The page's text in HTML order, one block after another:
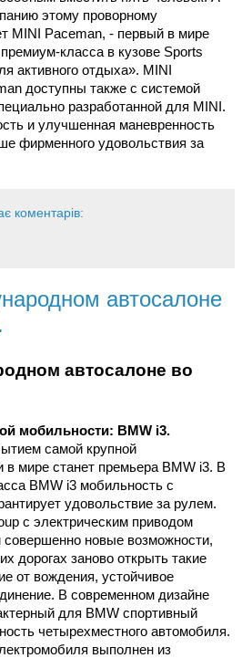
этому проворному
MINI Paceman, - первый в мире
класса в кузове Sports
активного отдыха». MINI
доступны также с системой
разработанной для MINI.
и улучшенная маневренность
фирменного удовольствия за
коментарів:
автосалоне
автосалоне во
мобильности: BMW i3.
самой крупной
в мире станет премьера BMW i3. В
BMW i3 мобильность с
удовольствие за рулем.
с электрическим приводом
совершенно новые возможности,
дорогах заново открыть такие
от вождения, устойчивое
В современном дизайне
для BMW спортивный
четырехместного автомобиля.
выполнен из